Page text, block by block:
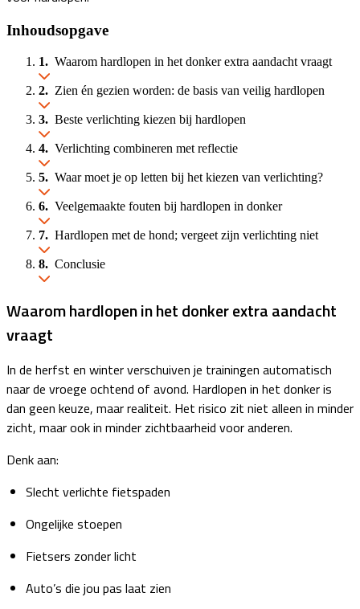
Inhoudsopgave
Waarom hardlopen in het donker extra aandacht vraagt
Zien én gezien worden: de basis van veilig hardlopen
Beste verlichting kiezen bij hardlopen
Verlichting combineren met reflectie
Waar moet je op letten bij het kiezen van verlichting?
Veelgemaakte fouten bij hardlopen in donker
Hardlopen met de hond; vergeet zijn verlichting niet
Conclusie
Waarom hardlopen in het donker extra aandacht
vraagt
In de herfst en winter verschuiven je trainingen automatisch
naar de vroege ochtend of avond. Hardlopen in het donker is
dan geen keuze, maar realiteit. Het risico zit niet alleen in minder
zicht, maar ook in minder zichtbaarheid voor anderen.
Denk aan:
Slecht verlichte fietspaden
Ongelijke stoepen
Fietsers zonder licht
Auto’s die jou pas laat zien